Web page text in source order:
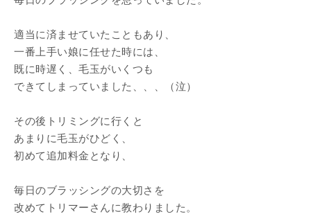
適当に済ませていたこともあり、
一番上手い娘に任せた時には、
既に時遅く、毛玉がいくつも
できてしまっていました、、、（泣）
その後トリミングに行くと
あまりに毛玉がひどく、
初めて追加料金となり、
毎日のブラッシングの大切さを
改めてトリマーさんに教わりました。